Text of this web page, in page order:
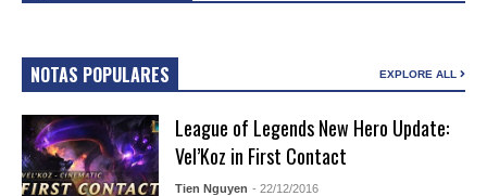
NOTAS POPULARES EXPLORE ALL
League of Legends New Hero Update:
Vel’Koz in First Contact
Tien Nguyen - 22/12/2016